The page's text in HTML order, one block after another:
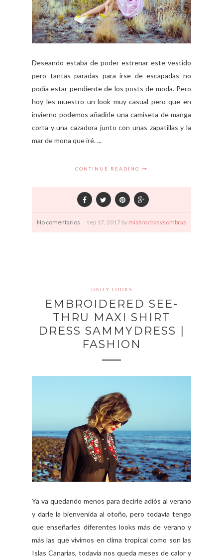
Deseando estaba de poder estrenar este vestido
pero tantas paradas para irse de escapadas no
podía estar pendiente de los posts de moda. Pero
hoy les muestro un look muy casual pero que en
invierno podemos añadirle una camiseta de manga
corta y una cazadora junto con unas zapatillas y la
mar de mona que iré. ...
CONTINUE READING
No comentarios sep 17, 2017 by misbrochasysombras
DAILY LOOKS
EMBROIDERED SEE-
THRU MAXI SHIRT
DRESS SAMMYDRESS |
FASHION
Ya va quedando menos para decirle adiós al verano
y darle la bienvenida al otoño, pero todavía tengo
que enseñarles diferentes looks más de verano y
más las que vivimos en clima tropical como son las
Islas Canarias, todavía nos queda meses de calor y